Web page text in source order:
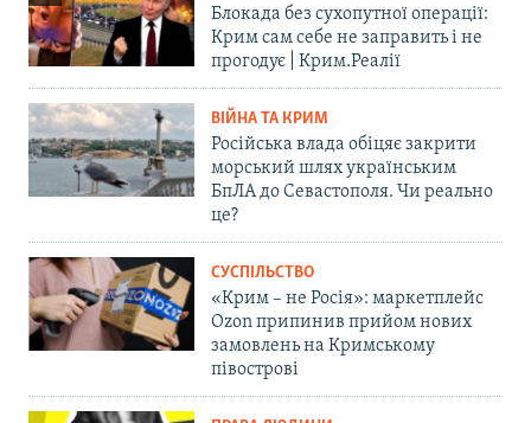
Блокада без сухопутної операції:
Крим сам себе не заправить і не
прогодує | Крим.Реалії
ВІЙНА ТА КРИМ
Російська влада обіцяє закрити
морський шлях українським
БпЛА до Севастополя. Чи реально
це?
СУСПІЛЬСТВО
«Крим – не Росія»: маркетплейс
Ozon припинив прийом нових
замовлень на Кримському
півострові